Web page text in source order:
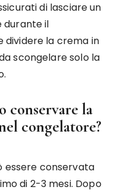
di lasciare un
durante il
dividere la crema in
scongelare solo la
conservare la
congelatore?
essere conservata
di 2-3 mesi. Dopo